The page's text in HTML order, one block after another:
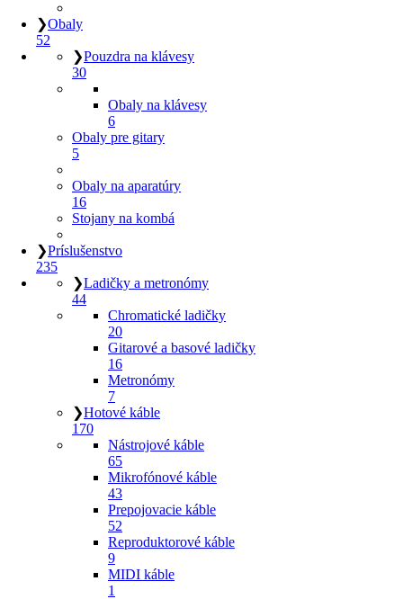
❯Obaly
52
❯Pouzdra na klávesy
30
Obaly na klávesy
6
Obaly pre gitary
5
Obaly na aparatúry
16
Stojany na kombá
❯Príslušenstvo
235
❯Ladičky a metronómy
44
Chromatické ladičky
20
Gitarové a basové ladičky
16
Metronómy
7
❯Hotové káble
170
Nástrojové káble
65
Mikrofónové káble
43
Prepojovacie káble
52
Reproduktorové káble
9
MIDI káble
1